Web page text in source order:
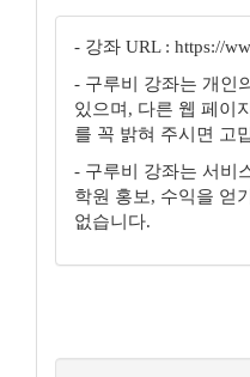
- 강좌 URL : https://
- 구루비 강좌는 개인
있으며, 다른 웹 페이
를 꼭 밝혀 주시면 고
- 구루비 강좌는 서비
학원 홍보, 수익을 얻
없습니다.